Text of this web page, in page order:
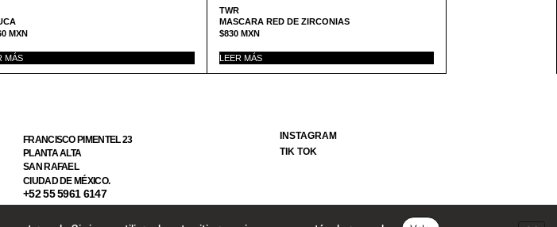
MXN
MÁS
TWR
MASCARA RED DE ZIRCONIAS
$830 MXN
LEER MÁS
FRANCISCO PIMENTEL 23
PLANTA ALTA
SAN RAFAEL
CIUDAD DE MÉXICO.
+52 55 5961 6147
INSTAGRAM
TIK TOK